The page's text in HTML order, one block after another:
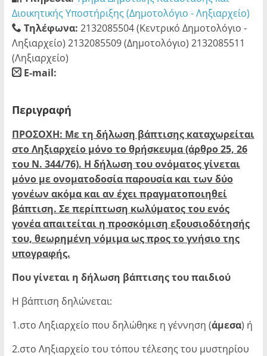
Διοικητικής Υποστήριξης (Δημοτολόγιο - Ληξιαρχείο)
Τηλέφωνα: 2132085504 (Κεντρικό Δημοτολόγιο -
Ληξιαρχείο) 2132085509 (Δημοτολόγιο) 2132085511
(Ληξιαρχείο)
E-mail:
Περιγραφή
ΠΡΟΣΟΧΗ: Με τη δήλωση βάπτισης καταχωρείται
στο Ληξιαρχείο μόνο το θρήσκευμα (άρθρο 25, 26
του Ν. 344/76). Η δήλωση του ονόματος γίνεται
μόνο με ονοματοδοσία παρουσία και των δύο
γονέων ακόμα και αν έχει πραγματοποιηθεί
βάπτιση. Σε περίπτωση κωλύματος του ενός
γονέα απαιτείται η προσκόμιση εξουσιοδότησής
του, θεωρημένη νόμιμα ως προς το γνήσιο της
υπογραφής.
Που γίνεται η δήλωση βάπτισης του παιδιού
Η βάπτιση δηλώνεται:
1.στο Ληξιαρχείο που δηλώθηκε η γέννηση (άμεσα) ή
2.στο Ληξιαρχείο του τόπου τέλεσης του μυστηρίου